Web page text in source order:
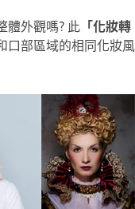
體外觀嗎? 此 「化妝轉
口部區域的相同化妝風